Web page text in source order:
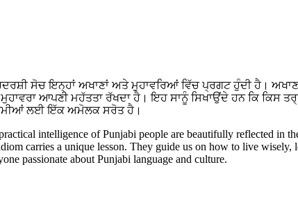
ਸੋਚ ਇਨ੍ਹਾਂ ਅਖਾਣਾਂ ਅਤੇ ਮੁਹਾਵਰਿਆਂ ਵਿੱਚ ਪ੍ਰਗਟ ਹੁੰਦੀ ਹੈ।
ਆਪਣੀ ਮਹੱਤਤਾ ਰੱਖਦਾ ਹੈ। ਇਹ ਸਾਨੂੰ ਸਿਖਾਉਂਦੇ ਹਨ ਕਿ ਕਿਸ
ਲਈ ਇੱਕ ਅਮੋਲਕ ਸਰੋਤ ਹੈ।
intelligence of Punjabi people are beautifully reflected in
carries a unique lesson. They guide us on how to live wisely,
passionate about Punjabi language and culture.